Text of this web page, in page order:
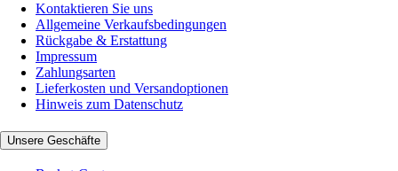
Kontaktieren Sie uns
Allgemeine Verkaufsbedingungen
Rückgabe & Erstattung
Impressum
Zahlungsarten
Lieferkosten und Versandoptionen
Hinweis zum Datenschutz
Unsere Geschäfte